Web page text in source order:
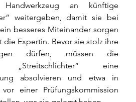
an künftige
weitergeben, damit sie bei
besseres Miteinander sorgen
die Expertin. Bevor sie stolz ihre
dürfen, müssen die
„Streitschlichter“ eine
absolvieren und etwa in
vor einer Prüfungskommission